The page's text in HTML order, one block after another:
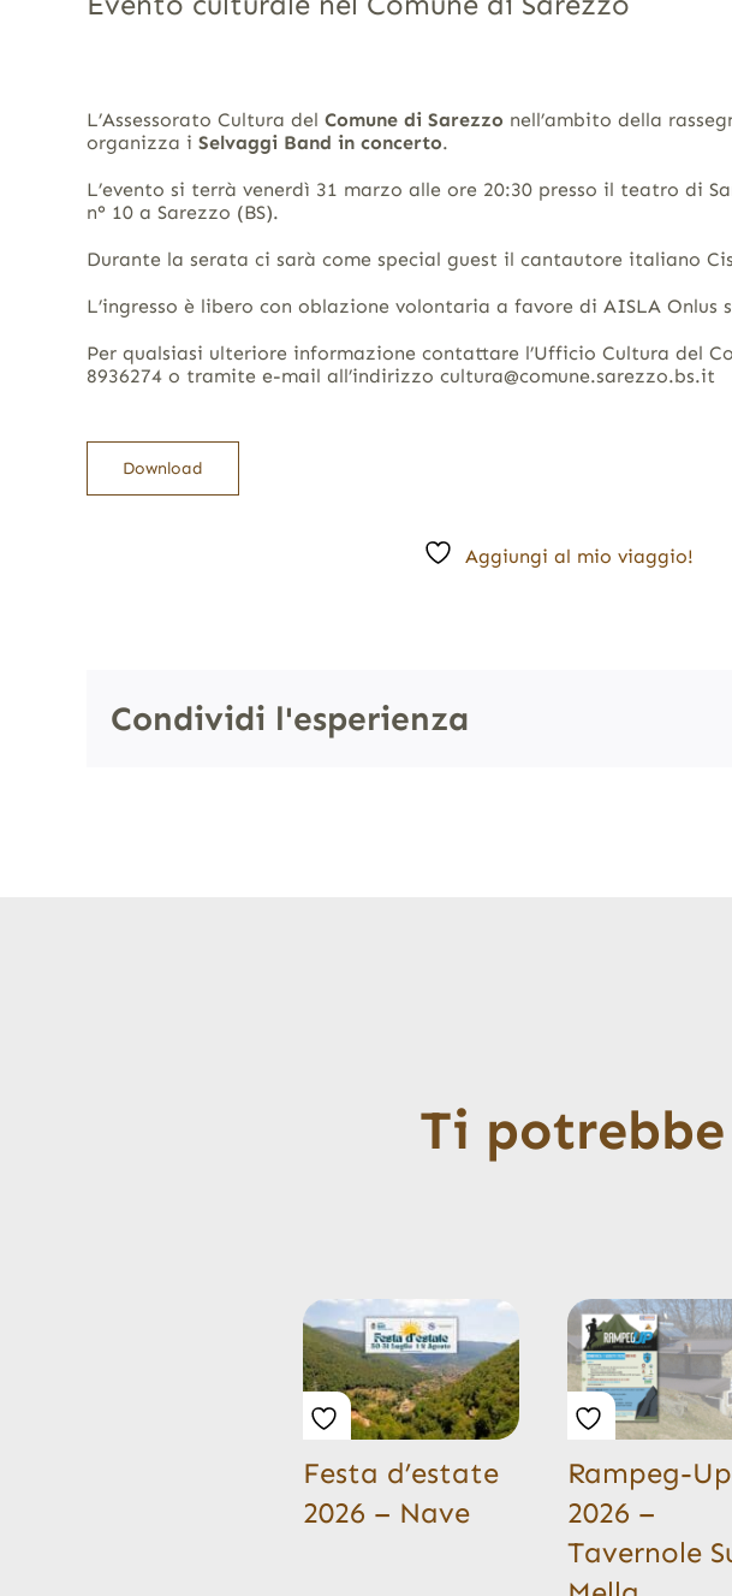
L’Assessorato Cultura del Comune di Sarezzo nell’ambito della
organizza i Selvaggi Band in concerto.
L’evento si terrà venerdì 31 marzo alle ore 20:30 presso il teatro di
n° 10 a Sarezzo (BS).
Durante la serata ci sarà come special guest il cantautore italiano
L’ingresso è libero con oblazione volontaria a favore di AISLA Onlus
Per qualsiasi ulteriore informazione contattare l’Ufficio Cultura del
8936274 o tramite e-mail all’indirizzo cultura@comune.sarezzo.bs.it
Download
Aggiungi al mio viaggio!
Condividi l'esperienza
Ti
Festa d’estate
2026 – Nave
Rampeg-Up
2026 –
Tavernole